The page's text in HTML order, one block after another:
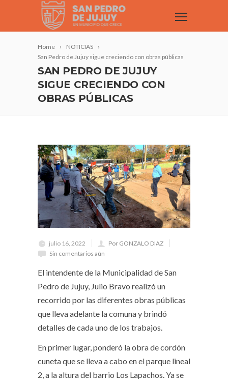
Home
NOTICIAS
San Pedro de Jujuy sigue creciendo con obras públicas
SAN PEDRO DE JUJUY
SIGUE CRECIENDO CON
OBRAS PÚBLICAS
julio 16, 2022
Por GONZALO DIAZ
Sin comentarios aún
El intendente de la Municipalidad de San
Pedro de Jujuy, Julio Bravo realizó un
recorrido por las diferentes obras públicas
que lleva adelante la comuna y brindó
detalles de cada uno de los trabajos.
En primer lugar, ponderó la obra de cordón
cuneta que se lleva a cabo en el parque lineal
2, a la altura del barrio Los Lapachos. Ya se